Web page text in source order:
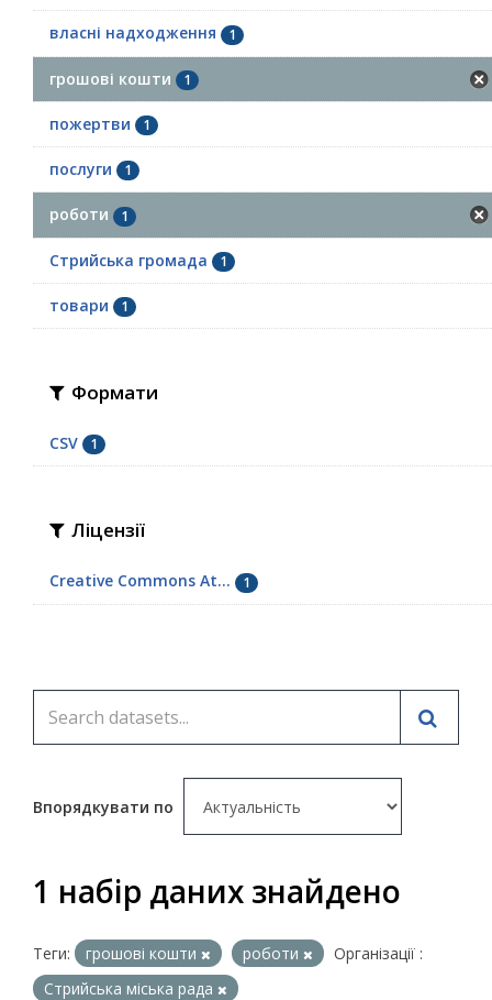
власні надходження 1
грошові кошти 1
пожертви 1
послуги 1
роботи 1
Стрийська громада 1
товари 1
Формати
CSV 1
Ліцензії
Creative Commons At... 1
Впорядкувати по
1 набір даних знайдено
Теги: грошові кошти роботи
Організації :
Стрийська міська рада